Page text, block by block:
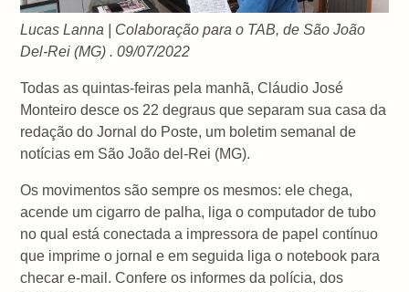
Lucas Lanna | Colaboração para o TAB, de São João
Del-Rei (MG) . 09/07/2022
Todas as quintas-feiras pela manhã, Cláudio José
Monteiro desce os 22 degraus que separam sua casa da
redação do Jornal do Poste, um boletim semanal de
notícias em São João del-Rei (MG).
Os movimentos são sempre os mesmos: ele chega,
acende um cigarro de palha, liga o computador de tubo
no qual está conectada a impressora de papel contínuo
que imprime o jornal e em seguida liga o notebook para
checar e-mail. Confere os informes da polícia, dos